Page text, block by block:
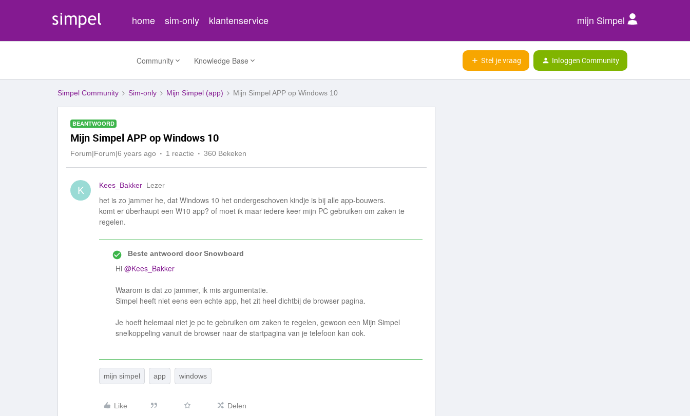
home sim-only klantenservice mijn Simpel
Community Knowledge Base Stel je vraag Inloggen Community
Simpel Community Sim-only Mijn Simpel (app) Mijn Simpel APP op Windows 10
BEANTWOORD
Mijn Simpel APP op Windows 10
Forum|Forum|6 years ago 1 reactie 360 Bekeken
K Kees_Bakker Lezer
het is zo jammer he, dat Windows 10 het ondergeschoven kindje is bij alle app-bouwers.
komt er überhaupt een W10 app? of moet ik maar iedere keer mijn PC gebruiken om zaken te
regelen.
Beste antwoord doorSnowboard
Hi @Kees_Bakker
Waarom is dat zo jammer, ik mis argumentatie.
Simpel heeft niet eens een echte app, het zit heel dichtbij de browser pagina.
Je hoeft helemaal niet je pc te gebruiken om zaken te regelen, gewoon een Mijn Simpel
snelkoppeling vanuit de browser naar de startpagina van je telefoon kan ook.
mijn simpel app windows
Like Delen